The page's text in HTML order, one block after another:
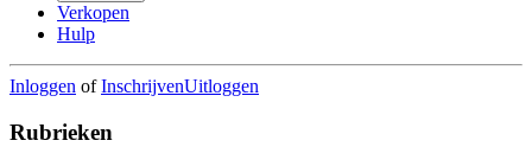
Verkopen
Hulp
Inloggen ofInschrijvenUitloggen
Rubrieken